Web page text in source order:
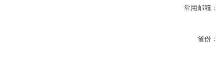
常用邮箱：
省份：